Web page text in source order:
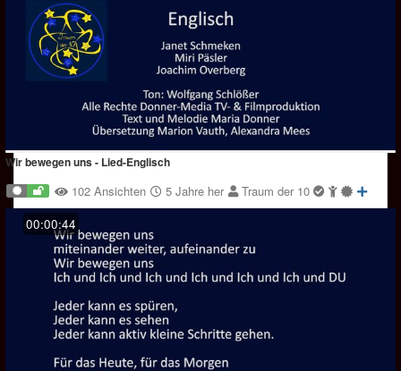
Wir bewegen uns - Lied-Englisch
102 Ansichten 5 Jahre her
Traum der 10
00:00:44